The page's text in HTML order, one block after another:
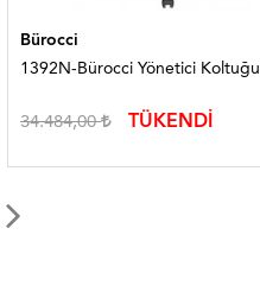
Bürocci
1392N-Bürocci Yönetici Koltuğu
34.484,00 TÜKENDİ